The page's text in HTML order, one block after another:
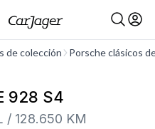
de colección Porsche clásicos
Ver todo
928 S4
/ 128.650 KM